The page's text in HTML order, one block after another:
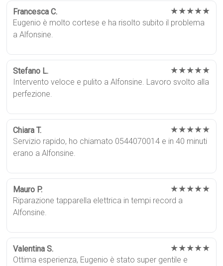
Francesca C. ★★★★★
Eugenio è molto cortese e ha risolto subito il problema
a Alfonsine.
Stefano L. ★★★★★
Intervento veloce e pulito a Alfonsine. Lavoro svolto alla
perfezione.
Chiara T. ★★★★★
Servizio rapido, ho chiamato 0544070014 e in 40 minuti
erano a Alfonsine.
Mauro P. ★★★★★
Riparazione tapparella elettrica in tempi record a
Alfonsine.
Valentina S. ★★★★★
Ottima esperienza, Eugenio è stato super gentile e